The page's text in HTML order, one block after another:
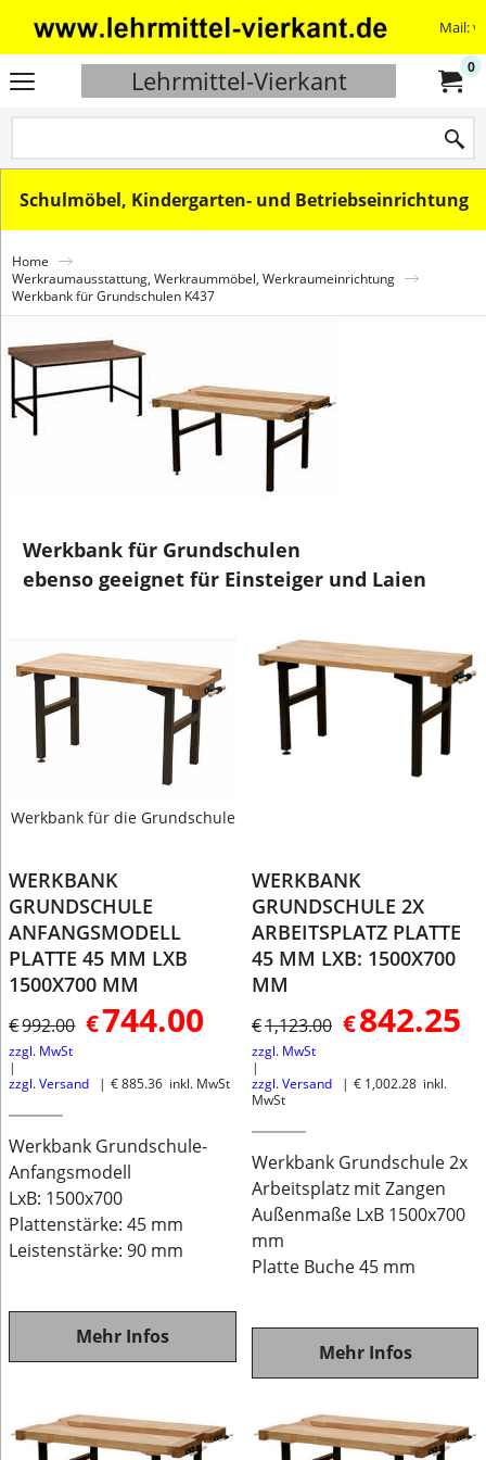
Mail:
Lehrmittel-Vierkant 0
Schulmöbel, Kindergarten- und Betriebseinrichtung
Home
Werkraumausstattung, Werkraummöbel, Werkraumeinrichtung
Werkbank für Grundschulen K437
Werkbank für Grundschulen
ebenso geeignet für Einsteiger und Laien
Werkbank für die Grundschule
WERKBANK
GRUNDSCHULE
ANFANGSMODELL
PLATTE 45 MM LXB
1500X700 MM
€992.00 €744.00
zzgl. MwSt
zzgl. Versand
€ 885.36 inkl. MwSt
Werkbank Grundschule-
Anfangsmodell
LxB: 1500x700
Plattenstärke: 45 mm
Leistenstärke: 90 mm
Mehr Infos
WERKBANK
GRUNDSCHULE 2X
ARBEITSPLATZ PLATTE
45 MM LXB: 1500X700
MM
€1,123.00 €842.25
zzgl. MwSt
zzgl. Versand
€ 1,002.28 inkl.
MwSt
Werkbank Grundschule 2x
Arbeitsplatz mit Zangen
Außenmaße LxB 1500x700
mm
Platte Buche 45 mm
Mehr Infos